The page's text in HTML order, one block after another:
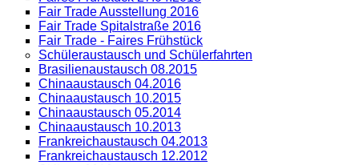
Fair Trade Ausstellung 2016
Fair Trade Spitalstraße 2016
Fair Trade - Faires Frühstück
Schüleraustausch und Schülerfahrten
Brasilienaustausch 08.2015
Chinaaustausch 04.2016
Chinaaustausch 10.2015
Chinaaustausch 05.2014
Chinaaustausch 10.2013
Frankreichaustausch 04.2013
Frankreichaustausch 12.2012